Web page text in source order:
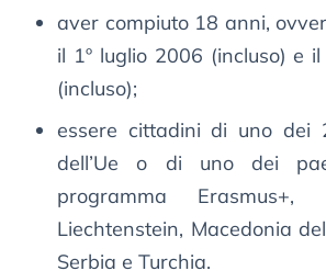
aver compiuto 18 anni,
il 1º luglio 2006 (incluso) e
(incluso);
essere cittadini di uno dei
dell’Ue o di uno dei
programma Erasmus+,
Liechtenstein, Macedonia
Serbia e Turchia.